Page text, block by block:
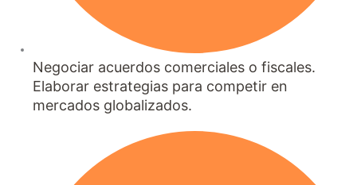
Negociar acuerdos comerciales o fiscales.
Elaborar estrategias para competir en
mercados globalizados.